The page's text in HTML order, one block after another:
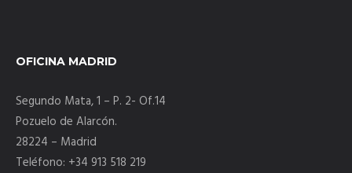
OFICINA MADRID
Segundo Mata, 1 – P. 2- Of.14
Pozuelo de Alarcón.
28224 – Madrid
Teléfono: +34 913 518 219